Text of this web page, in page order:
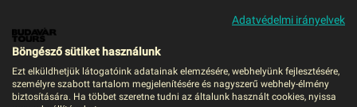
MENÜ
Maldív-szigetek / Adaaran
Adatvédelmi irányelvek
Böngésző sütiket használunk
Ezt elküldhetjük látogatóink adatainak elemzésére, webhelyünk fejlesztésére,
személyre szabott tartalom megjelenítésére és nagyszerű webhely-élmény
biztosítására. Ha többet szeretne tudni az általunk használt cookies, nyissa